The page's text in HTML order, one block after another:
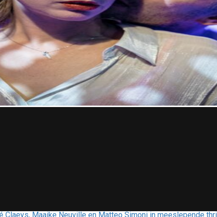
Claeys, Maaike Neuville en Matteo Simoni in meeslepende